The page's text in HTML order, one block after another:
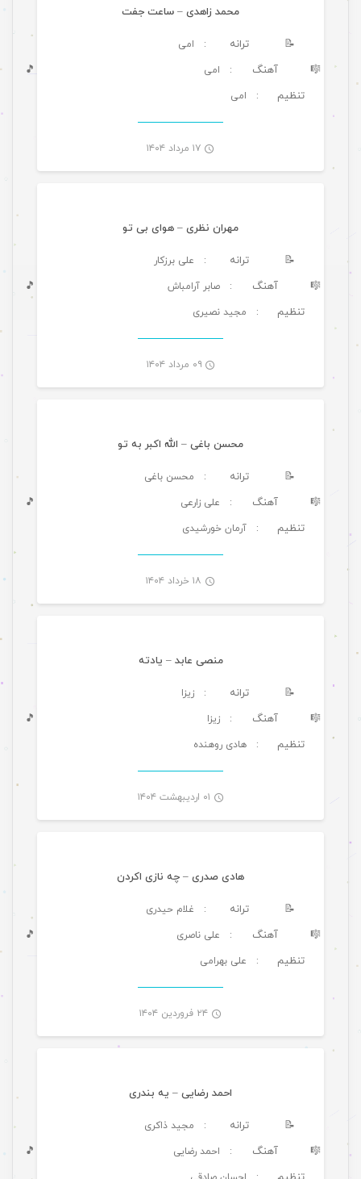
محمد زاهدی – ساعت جفت
📝 ترانه : امی
🎼 آهنگ : امی
🎵
تنظیم
: امی
۱۷ مرداد ۱۴۰۴
مهران نظری – هوای بی تو
📝 ترانه : علی برزکار
🎼 آهنگ : صابر آرامباش
🎵
تنظیم
: مجید نصیری
۰۹ مرداد ۱۴۰۴
محسن باغی – الله اکبر به تو
📝 ترانه : محسن باغی
🎼 آهنگ : علی زارعی
🎵
تنظیم
: آرمان خورشیدی
۱۸ خرداد ۱۴۰۴
منصی عابد – یادته
📝 ترانه : زیزا
🎼 آهنگ : زیزا
🎵
تنظیم
: هادی روهنده
۰۱ اردیبهشت ۱۴۰۴
هادی صدری – چه نازی اکردن
📝 ترانه : غلام حیدری
🎼 آهنگ : علی ناصری
🎵
تنظیم
: علی بهرامی
۲۴ فروردین ۱۴۰۴
احمد رضایی – یه بندری
📝 ترانه : مجید ذاکری
🎼 آهنگ : احمد رضایی
🎵